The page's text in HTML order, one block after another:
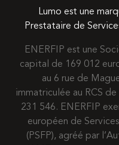
Lumo est une
Prestataire de
ENERFIP est une
capital de 169 012
au 6 rue de
immatriculée au RCS
231 546. ENERFIP
européen de
(PSFP), agréé par